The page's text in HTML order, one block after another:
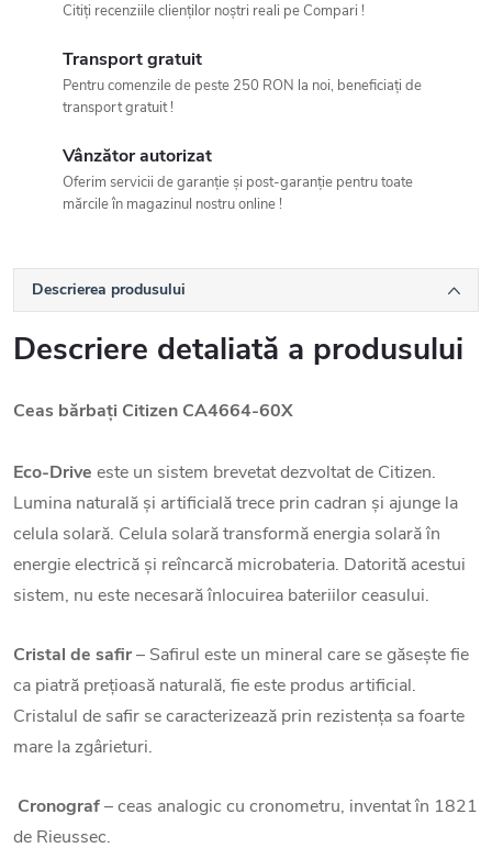
Citiți recenziile clienților noștri reali pe Compari !
Transport gratuit
Pentru comenzile de peste 250 RON la noi, beneficiați de
transport gratuit !
Vânzător autorizat
Oferim servicii de garanție și post-garanție pentru toate
mărcile în magazinul nostru online !
Descrierea produsului
Descriere detaliată a produsului
Ceas bărbați Citizen CA4664-60X
Eco-Drive este un sistem brevetat dezvoltat de Citizen.
Lumina naturală și artificială trece prin cadran și ajunge la
celula solară. Celula solară transformă energia solară în
energie electrică și reîncarcă microbateria. Datorită acestui
sistem, nu este necesară înlocuirea bateriilor ceasului.
Cristal de safir– Safirul este un mineral care se găsește fie
ca piatră prețioasă naturală, fie este produs artificial.
Cristalul de safir se caracterizează prin rezistența sa foarte
mare la zgârieturi.
Cronograf– ceas analogic cu cronometru, inventat în 1821
de Rieussec.